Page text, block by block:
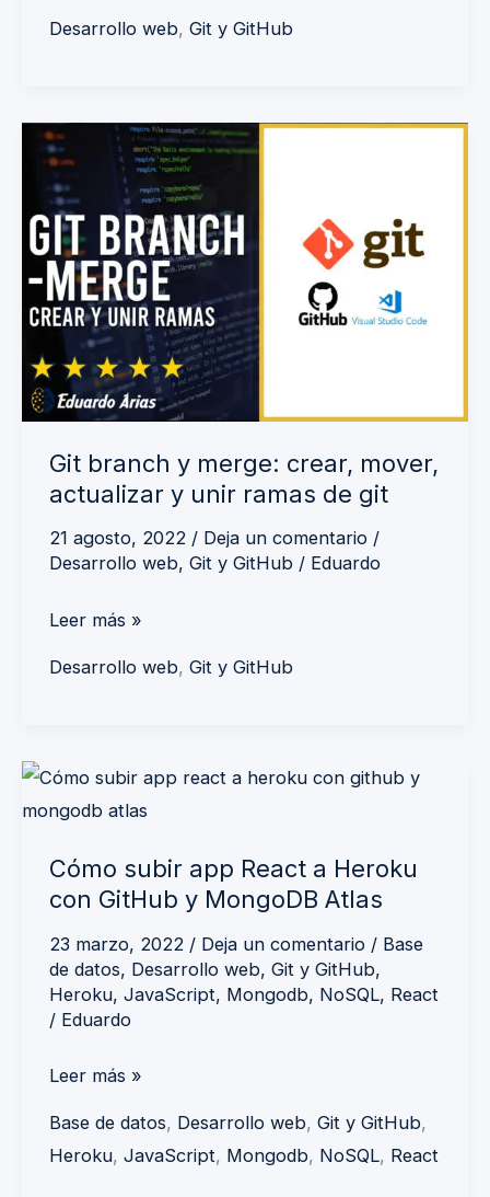
Desarrollo web, Git y GitHub
Git branch y merge: crear, mover,
actualizar y unir ramas de git
21 agosto, 2022 / Deja un comentario /
Desarrollo web, Git y GitHub / Eduardo
Git
branch
y
merge:
crear,
mover,
actualizar
y
unir
de
git
Leer más »
Desarrollo web, Git y GitHub
Cómo subir app React a Heroku
con GitHub y MongoDB Atlas
23 marzo, 2022 / Deja un comentario / Base
de datos, Desarrollo web, Git y GitHub,
Heroku, JavaScript, Mongodb, NoSQL, React
/ Eduardo
Cómo
subir
React
a
Heroku
con
GitHub
MongoDB
Leer más »
Base de datos, Desarrollo web, Git y GitHub,
Heroku, JavaScript, Mongodb, NoSQL, React